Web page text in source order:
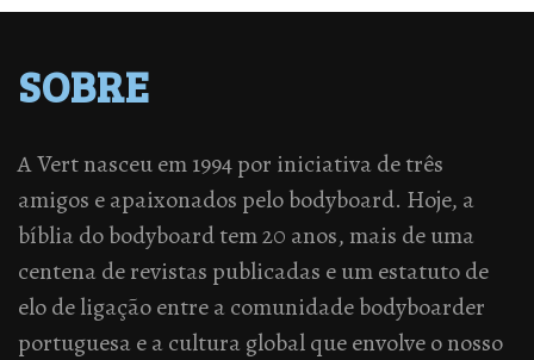
SOBRE
A Vert nasceu em 1994 por iniciativa de três
amigos e apaixonados pelo bodyboard. Hoje, a
bíblia do bodyboard tem 20 anos, mais de uma
centena de revistas publicadas e um estatuto de
elo de ligação entre a comunidade bodyboarder
portuguesa e a cultura global que envolve o nosso